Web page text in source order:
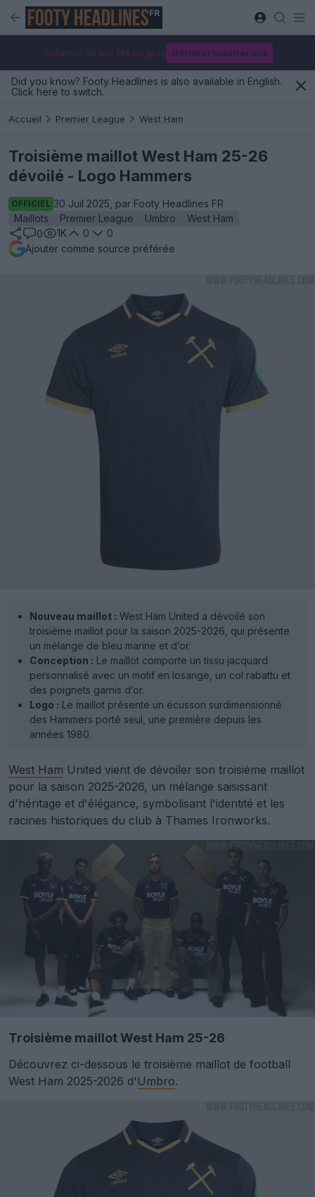
FR
Créateur de kits FM en gros Générer maintenant
Did you know? Footy Headlines is also available in English.
Click here to switch.
Accueil Premier League West Ham
Troisième maillot West Ham 25-26
dévoilé - Logo Hammers
OFFICIEL 30 Juil 2025, par Footy Headlines FR
Maillots
Premier League Umbro
West Ham
0
1K 0
0
Ajouter comme source préférée
Nouveau maillot : West Ham United a dévoilé son
troisième maillot pour la saison 2025-2026, qui présente
un mélange de bleu marine et d’or.
Conception : Le maillot comporte un tissu jacquard
personnalisé avec un motif en losange, un col rabattu et
des poignets garnis d’or.
Logo : Le maillot présente un écusson surdimensionné
des Hammers porté seul, une première depuis les
années 1980.
West Ham United vient de dévoiler son troisième maillot
pour la saison 2025-2026, un mélange saisissant
d'héritage et d'élégance, symbolisant l'identité et les
racines historiques du club à Thames Ironworks.
Troisième maillot West Ham 25-26
Découvrez ci-dessous le troisième maillot de football
West Ham 2025-2026 d' Umbro.